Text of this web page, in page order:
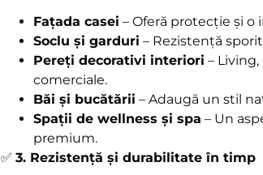
Fațada casei – Oferă protecție și o
Soclu și garduri – Rezistență
Pereți decorativi interiori –
comerciale.
Băi și bucătării – Adaugă un stil
Spații de wellness și spa – Un
premium.
✅ 3. Rezistență și durabilitate în timp